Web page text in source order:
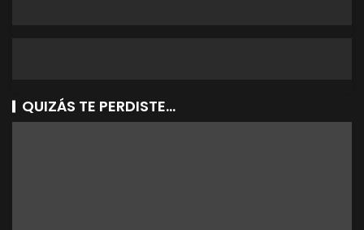
QUIZÁS TE PERDISTE...